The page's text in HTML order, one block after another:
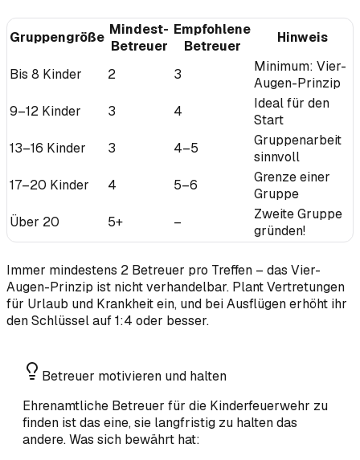
Gruppengröße Mindest-
Betreuer
Empfohlene
Betreuer
Hinweis
Bis 8 Kinder 2 3
Minimum: Vier-
Augen-Prinzip
9–12 Kinder
3 4
Ideal für den
Start
13–16 Kinder
3 4–5
Gruppenarbeit
sinnvoll
17–20 Kinder
4 5–6
Grenze einer
Gruppe
Über 20
5+ –
Zweite Gruppe
gründen!
Immer mindestens 2 Betreuer pro Treffen – das Vier-
Augen-Prinzip ist nicht verhandelbar. Plant Vertretungen
für Urlaub und Krankheit ein, und bei Ausflügen erhöht ihr
den Schlüssel auf 1:4 oder besser.
Betreuer motivieren und halten
Ehrenamtliche Betreuer für die Kinderfeuerwehr zu
finden ist das eine, sie langfristig zu halten das
andere. Was sich bewährt hat: